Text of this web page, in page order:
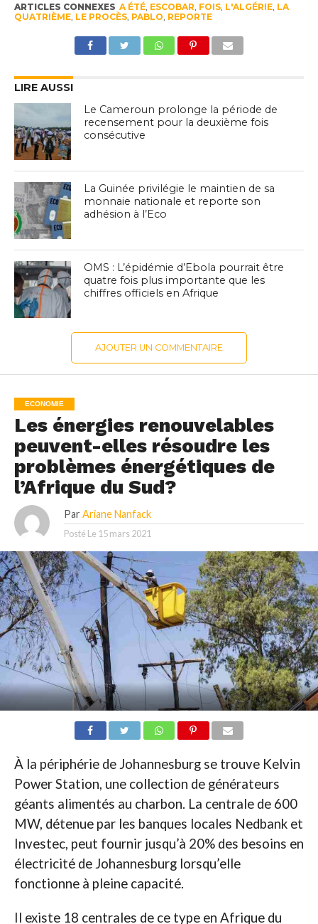
ARTICLES CONNEXES A ÉTÉ, ESCOBAR FOIS, L'ALGÉRIE, LA
QUATRIÈME, LE PROCÈS, PABLO REPORTE
LIRE AUSSI
Le Cameroun prolonge la période de
recensement pour la deuxième fois
consécutive
La Guinée privilégie le maintien de sa
monnaie nationale et reporte son
adhésion à l’Eco
OMS : L’épidémie d’Ebola pourrait être
quatre fois plus importante que les
chiffres officiels en Afrique
AJOUTER UN COMMENTAIRE
ECONOMIE
Les énergies renouvelables
peuvent-elles résoudre les
problèmes énergétiques de
l’Afrique du Sud?
Par Ariane Nanfack
Posté Le 15 mars 2021
À la périphérie de Johannesburg se trouve Kelvin
Power Station, une collection de générateurs
géants alimentés au charbon. La centrale de 600
MW, détenue par les banques locales Nedbank et
Investec, peut fournir jusqu’à 20% des besoins en
électricité de Johannesburg lorsqu’elle
fonctionne à pleine capacité.
Il existe 18 centrales de ce type en Afrique du